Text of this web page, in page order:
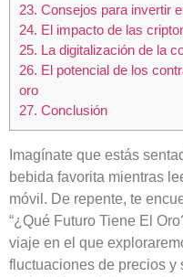
23. Consejos para invertir
24. El impacto de las
25. La digitalización de la
26. El potencial de los
oro
27. Conclusión
Imagínate que estás
bebida favorita mientras
móvil. De repente, te
“¿Qué Futuro Tiene El
viaje en el que
fluctuaciones de precios y